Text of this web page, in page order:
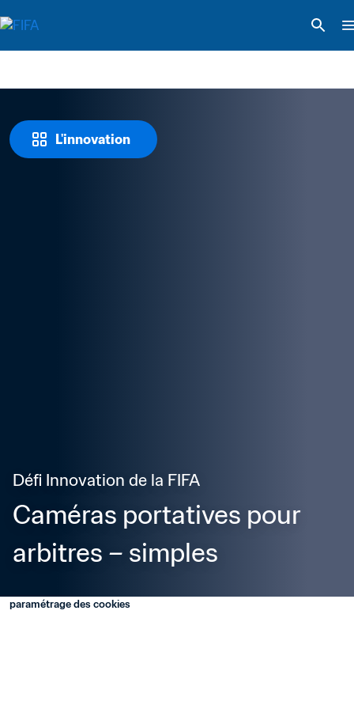
L'innovation
Défi Innovation de la FIFA
Caméras portatives pour
arbitres – simples
paramétrage des cookies